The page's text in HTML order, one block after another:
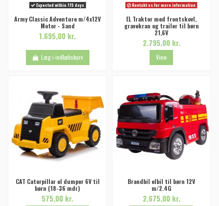
Expected within 115 days
Army Classic Adventure m/4x12V
Motor - Sand
1.695,00 kr.
Læg i indkøbskurv
Kontakt os for mere information
EL Traktor med frontskovl,
gravekran og trailer til børn
21,6V
2.795,00 kr.
View
CAT Caterpillar el dumper 6V til
børn (18-36 mdr)
575,00 kr.
Brandbil elbil til børn 12V
m/2.4G
2.675,00 kr.